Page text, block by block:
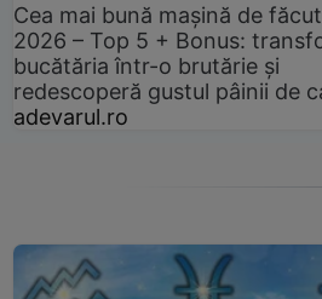
Cea mai bună mașină de
2026 – Top 5 + Bonus:
bucătăria într-o brutărie și
redescoperă gustul pâinii de
adevarul.ro